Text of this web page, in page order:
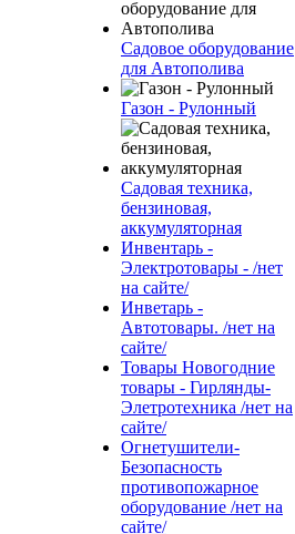
Садовое оборудование
для Автополива
Газон - Рулонный
Садовая техника,
бензиновая,
аккумуляторная
Инвентарь -
Электротовары - /нет
на сайте/
Инветарь -
Автотовары. /нет на
сайте/
Товары Новогодние
товары - Гирлянды-
Элетротехника /нет на
сайте/
Огнетушители-
Безопасность
противопожарное
оборудование /нет на
сайте/